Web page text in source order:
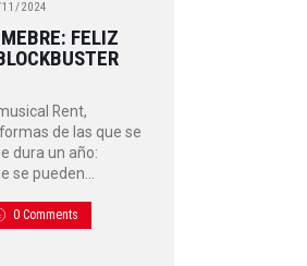
2024
FELIZ
Rent,
de las que se
dura un año:
se pueden…
0 Comments